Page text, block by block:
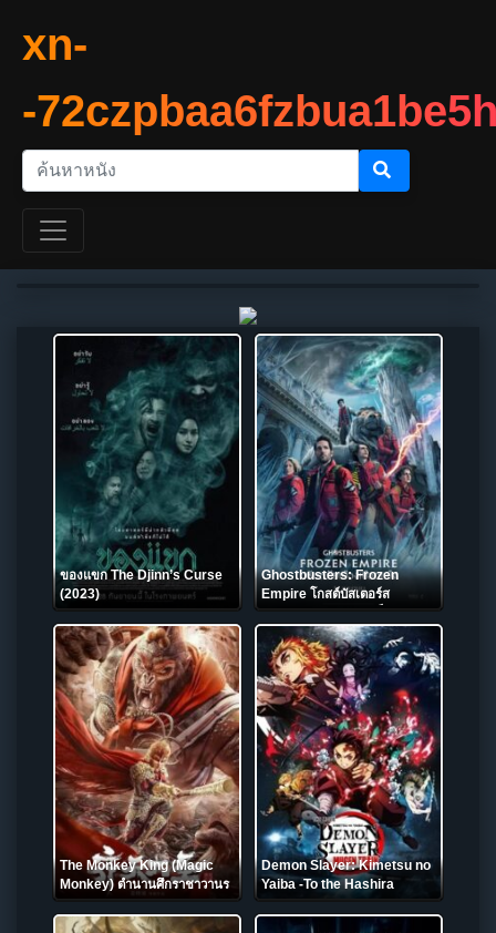
xn-
-
ของแขก The Djinn’s Curse
(2023)
Ghostbusters: Frozen
Empire โกสต์บัสเตอร์ส
มหันตภัยเมืองเยือกแข็ง (2024)
The Monkey King (Magic
Monkey) ตำนานศึกราชาวานร
(2022)
Demon Slayer: Kimetsu no
Yaiba -To the Hashira
Training- ดาบพิฆาตอสูร เดอะ
มูฟวี่ ปาฏิหาริย์แห่งสายสัมพันธ์ สู่